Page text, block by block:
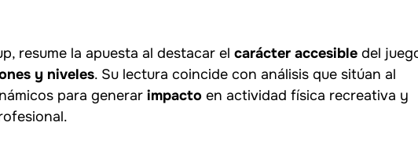
resume la apuesta al destacar el carácter accesible del
y niveles. Su lectura coincide con análisis que sitúan al
para generar impacto en actividad física recreativa y